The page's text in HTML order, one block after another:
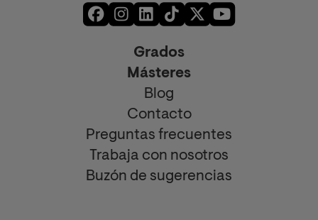
Grados
Másteres
Blog
Contacto
Preguntas frecuentes
Trabaja con nosotros
Buzón de sugerencias